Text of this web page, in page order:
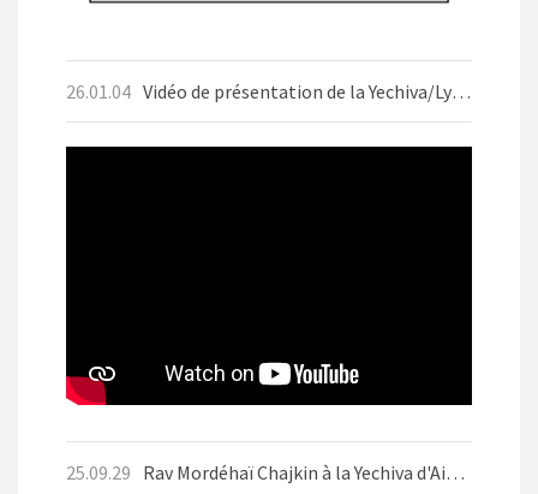
26.01.04 Vidéo de présentation de la Yechiva/Lycée d'Aix-les-Bains
25.09.29 Rav Mordéhaï Chajkin à la Yechiva d'Aix-les-Bains en septembre 2025 avant Yom Kippour